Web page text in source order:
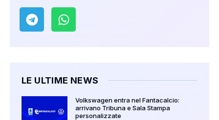
LE ULTIME NEWS
Volkswagen entra nel Fantacalcio:
arrivano Tribuna e Sala Stampa
personalizzate